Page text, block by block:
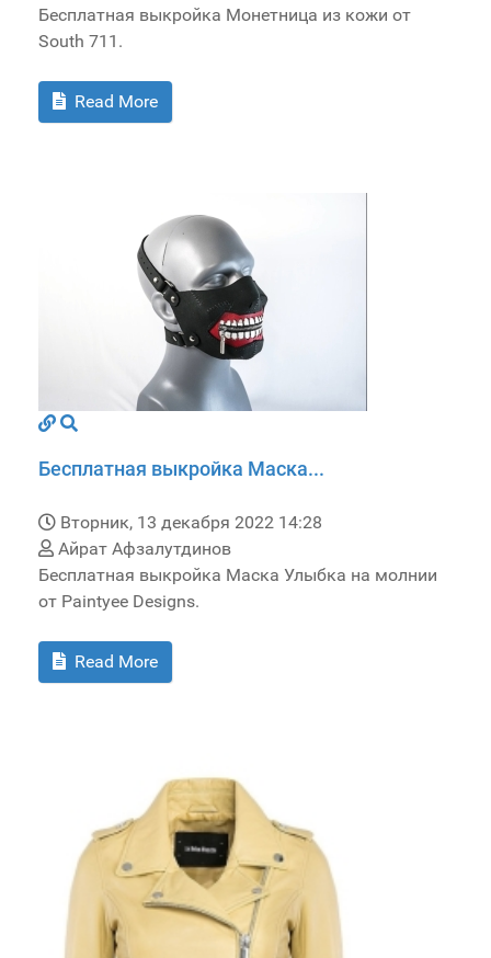
Бесплатная выкройка Монетница из кожи от
South 711.
Read More
Бесплатная выкройка Маска...
Вторник, 13 декабря 2022 14:28
Айрат Афзалутдинов
Бесплатная выкройка Маска Улыбка на молнии
от Paintyee Designs.
Read More